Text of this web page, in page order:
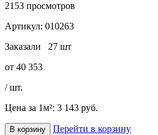
2153 просмотров
Артикул: 010263
Заказали 27 шт
от 40 353
/ шт.
Цена за 1м²: 3 143 руб.
В корзину Перейти в корзину